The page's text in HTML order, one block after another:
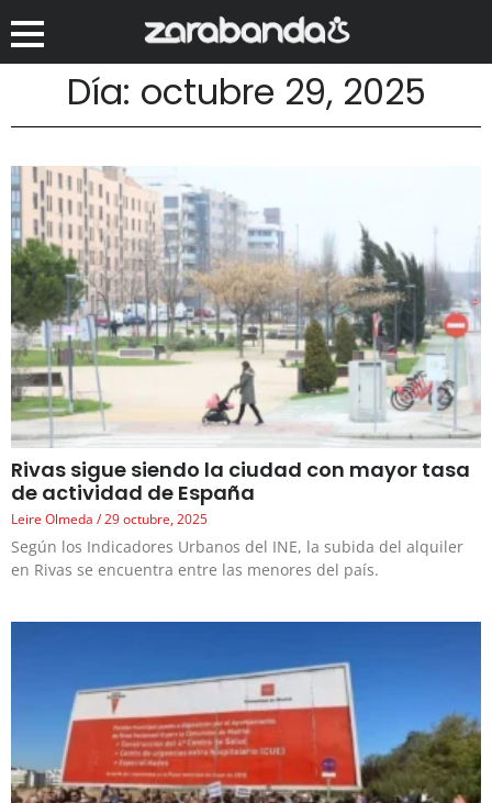
Día: octubre 29, 2025
Rivas sigue siendo la ciudad con mayor tasa
de actividad de España
Leire Olmeda 29 octubre, 2025
Según los Indicadores Urbanos del INE, la subida del alquiler
en Rivas se encuentra entre las menores del país.